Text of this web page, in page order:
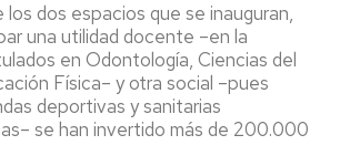
los dos espacios que se inauguran,
una utilidad docente –en la
en Odontología, Ciencias del
Física– y otra social –pues
deportivas y sanitarias
se han invertido más de 200.000